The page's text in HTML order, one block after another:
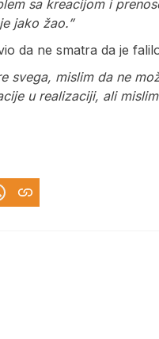
sa kreacijom i
jako žao.”
da ne smatra da je
svega, mislim da ne
u realizaciji, ali